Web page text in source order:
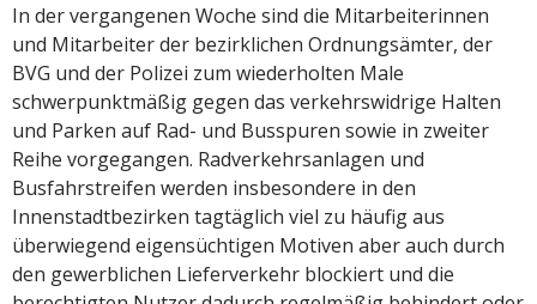
In der vergangenen Woche sind die Mitarbeiterinnen
und Mitarbeiter der bezirklichen Ordnungsämter, der
BVG und der Polizei zum wiederholten Male
schwerpunktmäßig gegen das verkehrswidrige Halten
und Parken auf Rad- und Busspuren sowie in zweiter
Reihe vorgegangen. Radverkehrsanlagen und
Busfahrstreifen werden insbesondere in den
Innenstadtbezirken tagtäglich viel zu häufig aus
überwiegend eigensüchtigen Motiven aber auch durch
den gewerblichen Lieferverkehr blockiert und die